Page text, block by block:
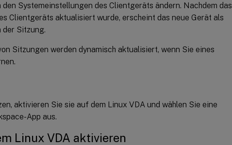
Systemeinstellungen des Clientgeräts ändern. Nachdem das
Clientgeräts aktualisiert wurde, erscheint das neue Gerät als
Sitzung.
Sitzungen werden dynamisch aktualisiert, wenn Sie eines
aktivieren Sie sie auf dem Linux VDA und wählen Sie eine
App aus.
Linux VDA aktivieren